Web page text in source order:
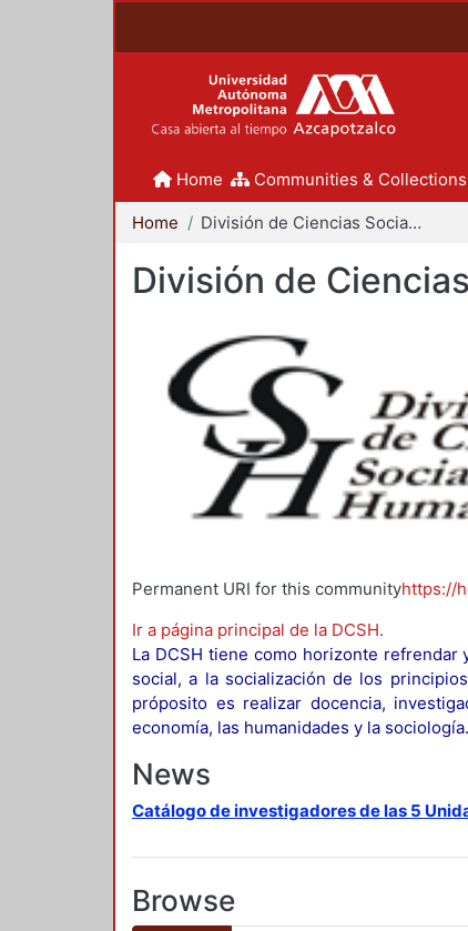
Home Communities & Collections
Home División de Ciencias Sociales y Humanidades
División de
Permanent URI for this communityhttps://
Ir a página principal de la DCSH.
La DCSH tiene como horizonte
social, a la socialización de los
próposito es realizar docencia,
economía, las humanidades y la sociología.
News
Catálogo de investigadores de las 5
Browse